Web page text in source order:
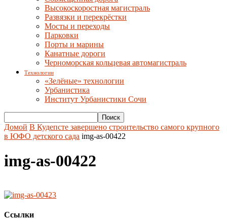
Высокоскоростная магистраль
Развязки и перекрёстки
Мосты и переходы
Парковки
Порты и марины
Канатные дороги
Черноморская кольцевая автомагистраль
Технологии
«Зелёные» технологии
Урбанистика
Институт Урбанистики Сочи
Домой В Кудепсте завершено строительство самого крупного
в ЮФО детского сада img-as-00422
img-as-00422
Ссылки